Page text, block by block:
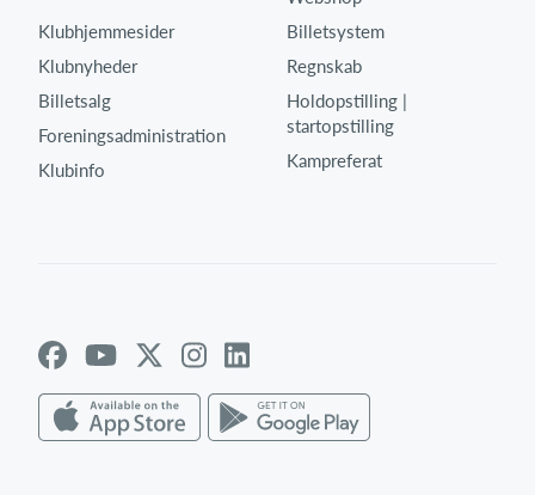
Klubhjemmesider
Klubnyheder
Billetsalg
Foreningsadministration
Klubinfo
Billetsystem
Regnskab
Holdopstilling |
startopstilling
Kampreferat